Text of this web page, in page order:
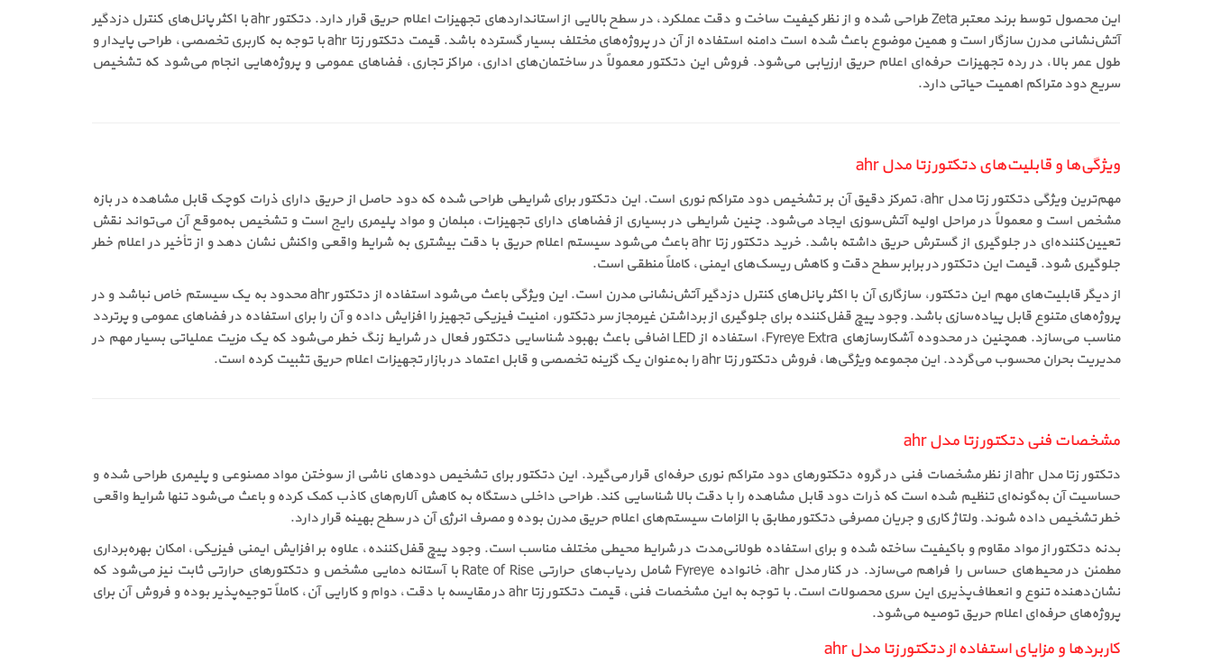
این محصول توسط برند معتبر Zeta طراحی شده و از نظر کیفیت ساخت و دقت عملکرد، در سطح بالایی از استانداردهای تجهیزات اعلام حریق قرار دارد. دتکتور ahr با اکثر پانل‌های کنترل دزدگیر
آتش‌نشانی مدرن سازگار است و همین موضوع باعث شده است دامنه استفاده از آن در پروژه‌های مختلف بسیار گسترده باشد. قیمت دتکتور زتا ahr با توجه به کاربری تخصصی، طراحی پایدار و
طول عمر بالا، در رده تجهیزات حرفه‌ای اعلام حریق ارزیابی می‌شود. فروش این دتکتور معمولاً در ساختمان‌های اداری، مراکز تجاری، فضاهای عمومی و پروژه‌هایی انجام می‌شود که تشخیص
سریع دود متراکم اهمیت حیاتی دارد.
ویژگی‌ها و قابلیت‌های دتکتور زتا مدل ahr
مهم‌ترین ویژگی دتکتور زتا مدل ahr، تمرکز دقیق آن بر تشخیص دود متراکم نوری است. این دتکتور برای شرایطی طراحی شده که دود حاصل از حریق دارای ذرات کوچک قابل مشاهده در بازه
مشخص است و معمولاً در مراحل اولیه آتش‌سوزی ایجاد می‌شود. چنین شرایطی در بسیاری از فضاهای دارای تجهیزات، مبلمان و مواد پلیمری رایج است و تشخیص به‌موقع آن می‌تواند نقش
تعیین‌کننده‌ای در جلوگیری از گسترش حریق داشته باشد. خرید دتکتور زتا ahr باعث می‌شود سیستم اعلام حریق با دقت بیشتری به شرایط واقعی واکنش نشان دهد و از تأخیر در اعلام خطر
جلوگیری شود. قیمت این دتکتور در برابر سطح دقت و کاهش ریسک‌های ایمنی، کاملاً منطقی است.
از دیگر قابلیت‌های مهم این دتکتور، سازگاری آن با اکثر پانل‌های کنترل دزدگیر آتش‌نشانی مدرن است. این ویژگی باعث می‌شود استفاده از دتکتور ahr محدود به یک سیستم خاص نباشد و در
پروژه‌های متنوع قابل پیاده‌سازی باشد. وجود پیچ قفل‌کننده برای جلوگیری از برداشتن غیرمجاز سر دتکتور، امنیت فیزیکی تجهیز را افزایش داده و آن را برای استفاده در فضاهای عمومی و پرتردد
مناسب می‌سازد. همچنین در محدوده آشکارسازهای Fyreye Extra، استفاده از LED اضافی باعث بهبود شناسایی دتکتور فعال در شرایط زنگ خطر می‌شود که یک مزیت عملیاتی بسیار مهم در
مدیریت بحران محسوب می‌گردد. این مجموعه ویژگی‌ها، فروش دتکتور زتا ahr را به‌عنوان یک گزینه تخصصی و قابل اعتماد در بازار تجهیزات اعلام حریق تثبیت کرده است.
مشخصات فنی دتکتور زتا مدل ahr
دتکتور زتا مدل ahr از نظر مشخصات فنی در گروه دتکتورهای دود متراکم نوری حرفه‌ای قرار می‌گیرد. این دتکتور برای تشخیص دودهای ناشی از سوختن مواد مصنوعی و پلیمری طراحی شده و
حساسیت آن به‌گونه‌ای تنظیم شده است که ذرات دود قابل مشاهده را با دقت بالا شناسایی کند. طراحی داخلی دستگاه به کاهش آلارم‌های کاذب کمک کرده و باعث می‌شود تنها شرایط واقعی
خطر تشخیص داده شوند. ولتاژ کاری و جریان مصرفی دتکتور مطابق با الزامات سیستم‌های اعلام حریق مدرن بوده و مصرف انرژی آن در سطح بهینه قرار دارد.
بدنه دتکتور از مواد مقاوم و باکیفیت ساخته شده و برای استفاده طولانی‌مدت در شرایط محیطی مختلف مناسب است. وجود پیچ قفل‌کننده، علاوه بر افزایش ایمنی فیزیکی، امکان بهره‌برداری
مطمئن در محیط‌های حساس را فراهم می‌سازد. در کنار مدل ahr، خانواده Fyreye شامل ردیاب‌های حرارتی Rate of Rise با آستانه دمایی مشخص و دتکتورهای حرارتی ثابت نیز می‌شود که
نشان‌دهنده تنوع و انعطاف‌پذیری این سری محصولات است. با توجه به این مشخصات فنی، قیمت دتکتور زتا ahr در مقایسه با دقت، دوام و کارایی آن، کاملاً توجیه‌پذیر بوده و فروش آن برای
پروژه‌های حرفه‌ای اعلام حریق توصیه می‌شود.
کاربردها و مزایای استفاده از دتکتور زتا مدل ahr